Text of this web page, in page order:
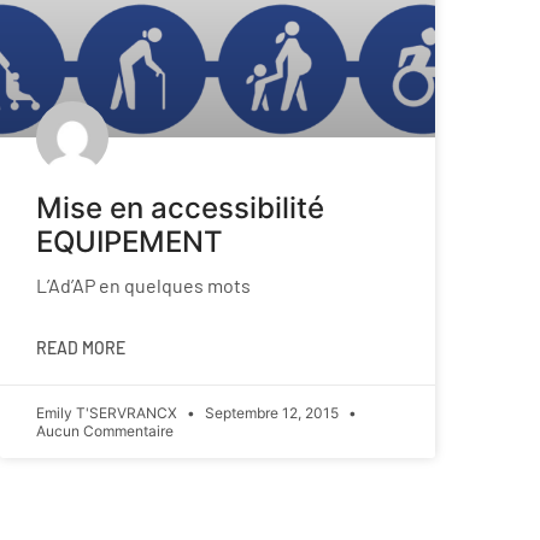
Mise en accessibilité
EQUIPEMENT
L’Ad’AP en quelques mots
READ MORE
Emily T'SERVRANCX
Septembre 12, 2015
Aucun Commentaire